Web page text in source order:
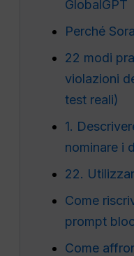
GlobalGPT
Perché
22 modi
violazioni
test reali)
1.
nominare i
22.
Come
prompt
Come